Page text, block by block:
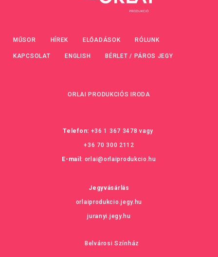
MŰSOR HÍREK ELŐADÁSOK RÓLUNK
KAPCSOLAT ENGLISH BÉRLET / PÁROS JEGY
ORLAI PRODUKCIÓS IRODA
Telefon: +36 1 367 3478 vagy
+36 70 300 2112
E-mail: orlai@orlaiprodukcio.hu
Jegyvásárlás
orlaiprodukcio.jegy.hu
juranyi.jegy.hu
Belvárosi Színház